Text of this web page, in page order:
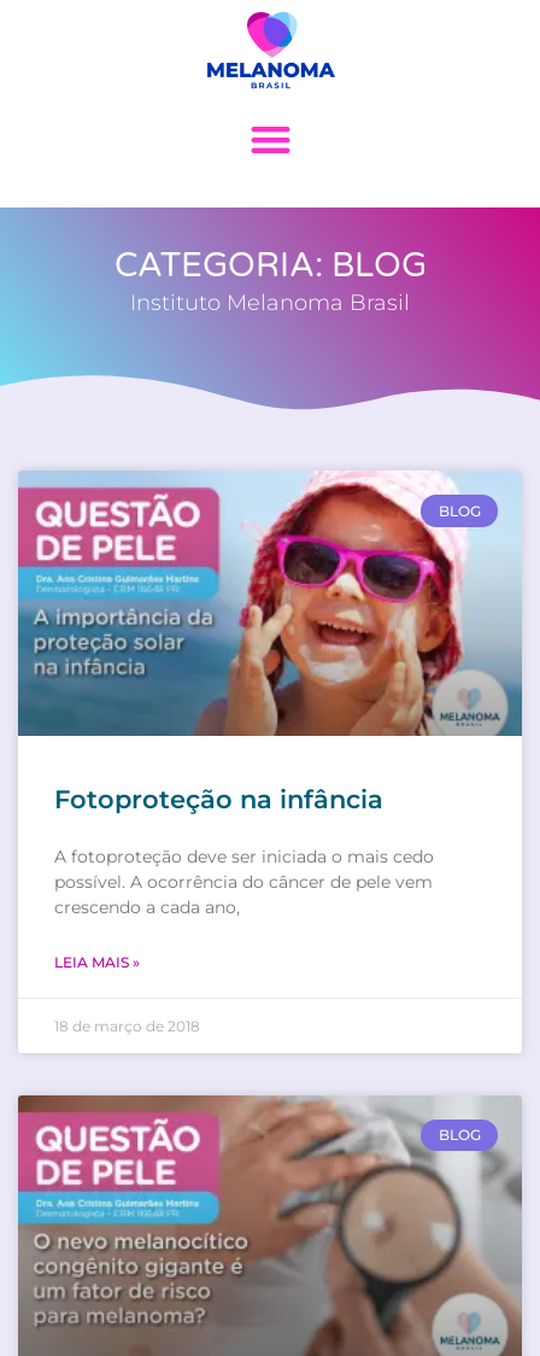
CATEGORIA: BLOG
Instituto Melanoma Brasil
BLOG
Fotoproteção na infância
A fotoproteção deve ser iniciada o mais cedo
possível. A ocorrência do câncer de pele vem
crescendo a cada ano,
LEIA MAIS »
18 de março de 2018
BLOG